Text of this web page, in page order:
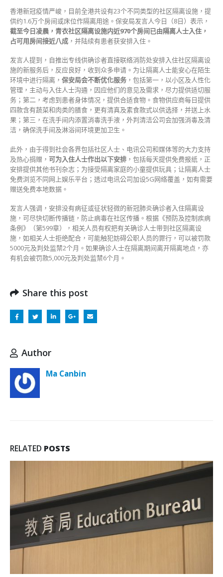
三
方
面
不
优
化
服
务〉
中
香港新冠疫情严峻，目前全港共设有23个不同类型的社区隔离设施，提
供约1.6万个房间或床位作隔离用途。保安局发言人今日（8日）表示，
截至今日凌晨，青衣社区隔离设施内近970个房间已由隔离人士入住，
占可用房间接近八成 ，并陆续有患者获安排入住。
发言人提到，自推出专线供确诊者直接联络消防处安排入住社区隔离设
施的新服务后，反应良好，收到众多申请。为让隔离人士能安心在陌生
环境中进行隔离， 保安局会不断优化服务 ，包括第一，以小区及人性化
管理，主动与入住人士沟通，因应他们的意见及需求，尽力提供适切服
务；第二，考虑到患者身体情况，提供合适食物。食物供应商每日提供
四款含有蔬菜和肉类的膳食，更有清真及素食款式以供选择，并送上水
果；第三，在洗手间内添置消毒洗手液，外判清洁公司会加强消毒及清
洁，确保洗手间及淋浴间环境更加卫生。
此外，由于得到社会各界包括社区人士、电讯公司和媒体等的大力支持
及热心捐赠， 可为入住人士作出以下安排 ，包括每天提供免费报纸，正
安排提供其他书刊杂志；为接受隔离家庭的小童提供玩具；让隔离人士
免费浏览不同网上娱乐平台；透过电讯公司加设5G网络覆盖，如有需要
赠送免费本地数据。
发言人强调，安排没有病征或征状轻微的新冠肺炎确诊者入住隔离设
施，可尽快切断传播链，防止病毒在社区传播。根据《预防及控制疾病
条例》（第599章），相关人员有权把有关确诊人士带到社区隔离设
施，如相关人士拒绝配合，可能触犯妨碍公职人员的罪行，可以被罚款
5000元及判处监禁2个月。如果确诊人士在隔离期间离开隔离地点，亦
有机会被罚款5,000元及判处监禁6个月。
Share this post
Author
Ma Canbin
RELATED POSTS